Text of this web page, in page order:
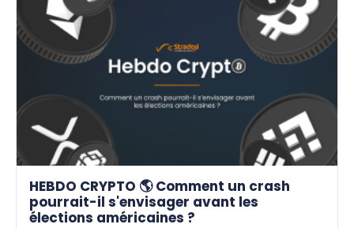
HEBDO CRYPTO 🌎 Comment un crash
pourrait-il s'envisager avant les
élections américaines ?